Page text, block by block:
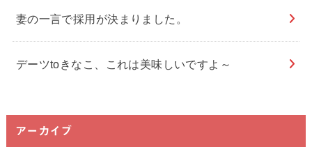
妻の一言で採用が決まりました。
デーツtoきなこ、これは美味しいですよ～
アーカイブ